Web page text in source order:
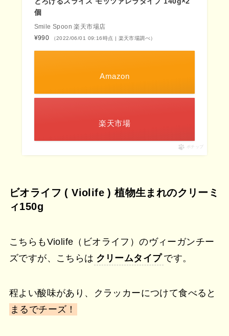
個
Smile Spoon 楽天市場店
¥990
（2022/06/01 09:16時点 | 楽天市場調べ）
Amazon
楽天市場
ポチップ
ビオライフ ( Violife ) 植物生まれのクリーミ
ィ150g
こちらもViolife（ビオライフ）のヴィーガンチー
ズですが、こちらは クリームタイプ です。
程よい酸味があり、クラッカーにつけて食べると
まるでチーズ！